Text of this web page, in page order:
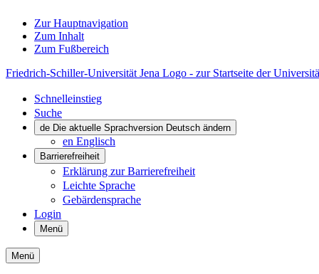
Zur Hauptnavigation
Zum Inhalt
Zum Fußbereich
Friedrich-Schiller-Universität Jena Logo - zur Startseite der
Schnelleinstieg
Suche
de Die aktuelle Sprachversion Deutsch ändern
en Englisch
Barrierefreiheit
Erklärung zur Barrierefreiheit
Leichte Sprache
Gebärdensprache
Login
Menü
Menü